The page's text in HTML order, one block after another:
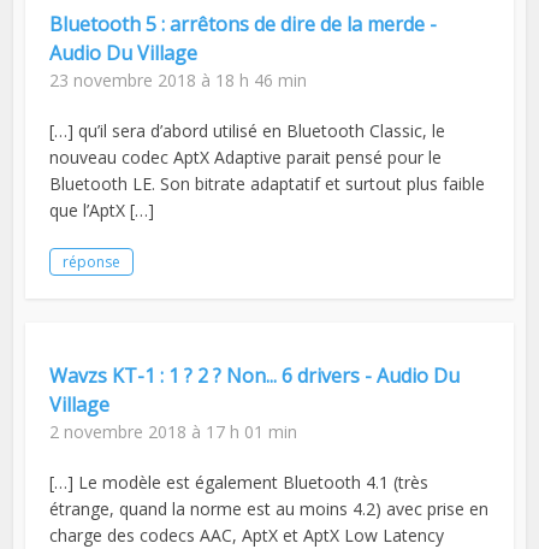
Bluetooth 5 : arrêtons de dire de la merde -
Audio Du Village
23 novembre 2018 à 18 h 46 min
[…] qu’il sera d’abord utilisé en Bluetooth Classic, le
nouveau codec AptX Adaptive parait pensé pour le
Bluetooth LE. Son bitrate adaptatif et surtout plus faible
que l’AptX […]
réponse
Wavzs KT-1 : 1 ? 2 ? Non... 6 drivers - Audio Du
Village
2 novembre 2018 à 17 h 01 min
[…] Le modèle est également Bluetooth 4.1 (très
étrange, quand la norme est au moins 4.2) avec prise en
charge des codecs AAC, AptX et AptX Low Latency